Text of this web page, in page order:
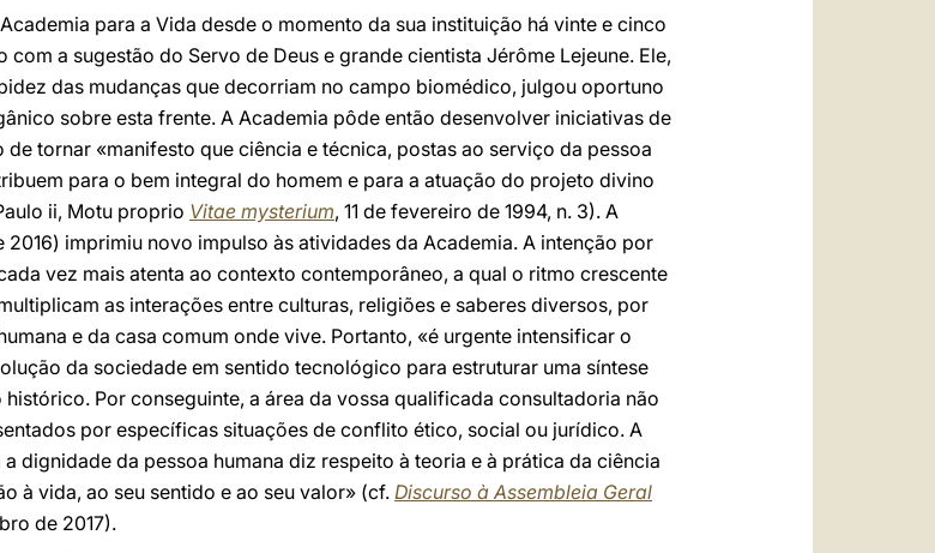
para a Vida desde o momento da sua instituição há vinte e cinco
a sugestão do Servo de Deus e grande cientista Jérôme Lejeune. Ele,
das mudanças que decorriam no campo biomédico, julgou oportuno
sobre esta frente. A Academia pôde então desenvolver iniciativas de
tornar «manifesto que ciência e técnica, postas ao serviço da pessoa
para o bem integral do homem e para a atuação do projeto divino
ii, Motu proprio Vitae mysterium, 11 de fevereiro de 1994, n. 3). A
imprimiu novo impulso às atividades da Academia. A intenção por
vez mais atenta ao contexto contemporâneo, a qual o ritmo crescente
as interações entre culturas, religiões e saberes diversos, por
e da casa comum onde vive. Portanto, «é urgente intensificar o
da sociedade em sentido tecnológico para estruturar uma síntese
Por conseguinte, a área da vossa qualificada consultadoria não
por específicas situações de conflito ético, social ou jurídico. A
dignidade da pessoa humana diz respeito à teoria e à prática da ciência
à vida, ao seu sentido e ao seu valor» (cf.Discurso à Assembleia Geral
de 2017).